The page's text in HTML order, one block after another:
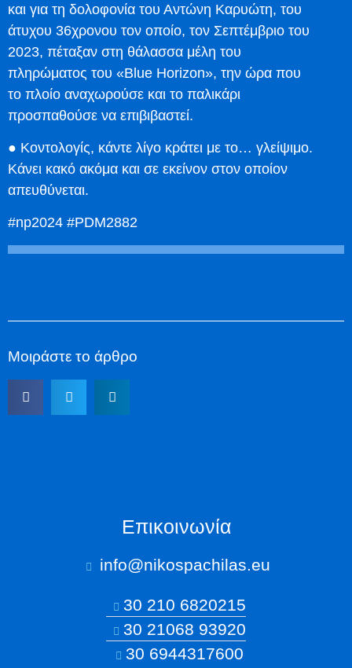
και για τη δολοφονία του Αντώνη Καρυώτη, του
άτυχου 36χρονου τον οποίο, τον Σεπτέμβριο του
2023, πέταξαν στη θάλασσα μέλη του
πληρώματος του «Blue Horizon», την ώρα που
το πλοίο αναχωρούσε και το παλικάρι
προσπαθούσε να επιβιβαστεί.
● Κοντολογίς, κάντε λίγο κράτει με το… γλείψιμο.
Κάνει κακό ακόμα και σε εκείνον στον οποίον
απευθύνεται.
#np2024 #PDM2882
Μοιράστε το άρθρο
Επικοινωνία
info@nikospachilas.eu​
30 210 6820215
30 21068 93920
30 6944317600